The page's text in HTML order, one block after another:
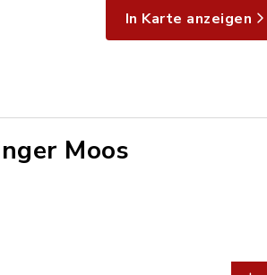
In Karte anzeigen
Moos